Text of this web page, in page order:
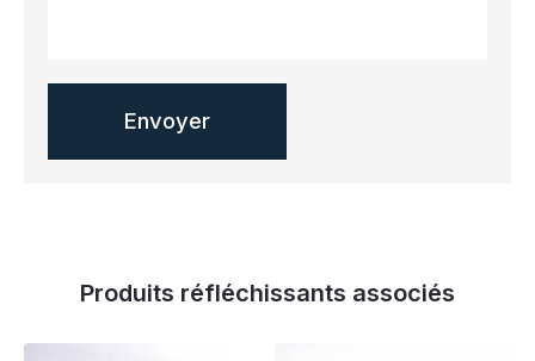
Produits réfléchissants associés